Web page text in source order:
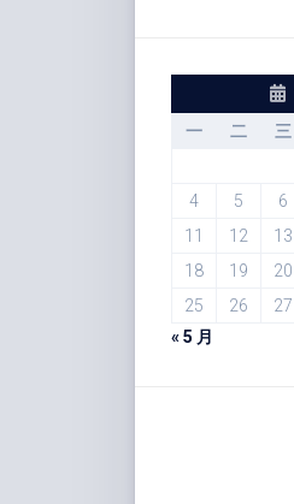
一
二 三
4
5 6
11
12 13
18
19 20
25
26 27
« 5 月